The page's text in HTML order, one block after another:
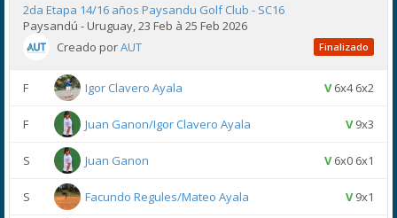
2da Etapa 14/16 años Paysandu Golf Club - SC16
Paysandú - Uruguay, 23 Feb à 25 Feb 2026
Creado porAUT Finalizado
F Igor Clavero Ayala V6x4 6x2
F Juan Ganon/Igor Clavero Ayala V9x3
S Juan Ganon V6x0 6x1
S Facundo Regules/Mateo Ayala V9x1